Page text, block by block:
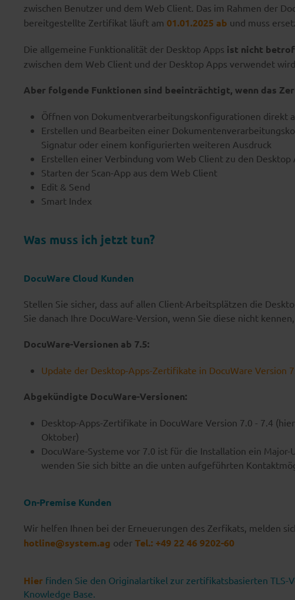
zwischen Benutzer und dem Web Client. Das im Rahmen der
bereitgestellte Zertifikat läuft am 01.01.2025 ab und muss
Die allgemeine Funktionalität der Desktop Apps ist nicht
zwischen dem Web Client und der Desktop Apps verwendet
Aber folgende Funktionen sind beeinträchtigt, wenn das
Öffnen von Dokumentverarbeitungskonfigurationen direkt
Erstellen und Bearbeiten einer
Signatur oder einem konfigurierten weiteren Ausdruck
Erstellen einer Verbindung vom Web Client zu den Desktop
Starten der Scan-App aus dem Web Client
Edit & Send
Smart Index
Was muss ich jetzt tun?
DocuWare Cloud Kunden
Stellen Sie sicher, dass auf allen Client-Arbeitsplätzen die
Sie danach Ihre DocuWare-Version, wenn Sie diese nicht kennen,
DocuWare-Versionen ab 7.5:
Update der Desktop-Apps-Zertifikate in DocuWare Version
Abgekündigte DocuWare-Versionen:
Desktop-Apps-Zertifikate in DocuWare Version 7.0 - 7.4
Oktober)
DocuWare-Systeme vor 7.0 ist für die Installation ein
wenden Sie sich bitte an die unten aufgeführten
On-Premise Kunden
Wir helfen Ihnen bei der Erneuerungen des Zerfikats, melden
hotline@system.ag oder Tel.: +49 22 46 9202-60
Hier finden Sie den Originalartikel zur zertifikatsbasierten TLS-
Knowledge Base.